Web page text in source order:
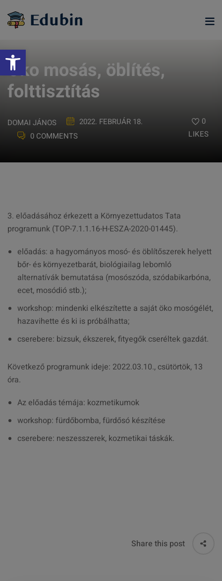
Eszköztár megnyitása
content
Öko mosás, öblítés,
folttisztítás
DOMAI JÁNOS
2022. FEBRUÁR 18.
0 COMMENTS
0
LIKES
3. előadásához érkezett a Környezettudatos Tata
programunk (TOP-7.1.1.16-H-ESZA-2020-01445).
előadás: a hagyományos mosó- és öblítőszerek helyett
bőr- és környezetbarát, biológiailag lebomló
alternatívák bemutatása (mosószóda, szódabikarbóna,
ecet, mosódió stb.);
workshop: mindenki elkészítette a saját öko mosógélét,
hazavihette és ki is próbálhatta;
cserebere: bizsuk, ékszerek, fityegők cseréltek gazdát.
Következő programunk ideje: 2022.03.10., csütörtök, 13
óra.
Az előadás témája: kozmetikumok
workshop: fürdőbomba, fürdősó készítése
cserebere: neszesszerek, kozmetikai táskák.
Share this post